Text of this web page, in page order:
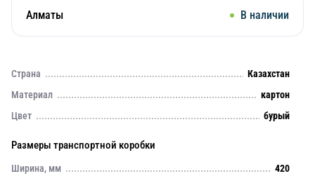
Алматы В наличии
Страна
Казахстан
Материал
картон
Цвет
бурый
Размеры транспортной коробки
Ширина, мм
420